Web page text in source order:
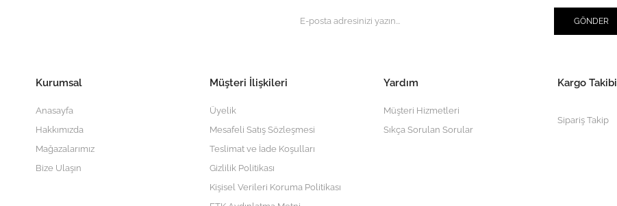
GÖNDER
Kurumsal
Anasayfa
Hakkımızda
Mağazalarımız
Bize Ulaşın
Müşteri İlişkileri
Üyelik
Mesafeli Satış Sözleşmesi
Teslimat ve İade Koşulları
Gizlilik Politikası
Kişisel Verileri Koruma Politikası
Yardım
Müşteri Hizmetleri
Sıkça Sorulan Sorular
Kargo Takibi
Sipariş Takip